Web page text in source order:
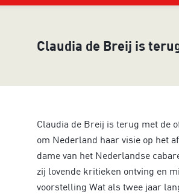
Claudia de Breij is
Claudia de Breij is terug met de
om Nederland haar visie op het
dame van het Nederlandse
zij lovende kritieken ontving en
voorstelling Wat als twee jaar